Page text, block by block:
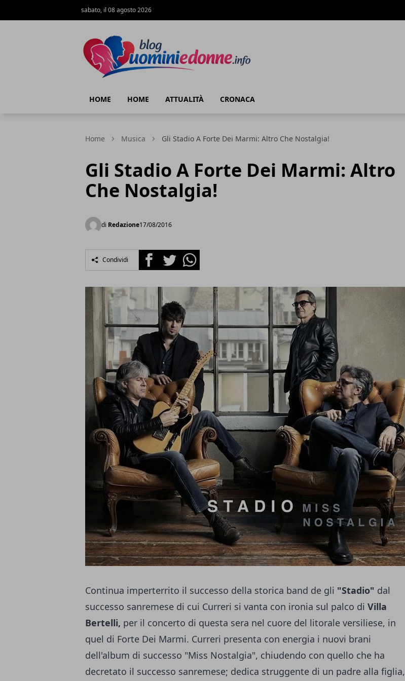
sabato, il 08 agosto 2026
HOME HOME ATTUALITÀ CRONACA
Home Musica Gli Stadio A Forte Dei Marmi: Altro Che Nostalgia!
Gli Stadio A Forte Dei Marmi: Altro
Che Nostalgia!
di Redazione17/08/2016
Condividi FacebookTwitterWhatsapp
Continua imperterrito il successo della storica band de gli "Stadio" dal
successo sanremese di cui Curreri si vanta con ironia sul palco di Villa
Bertelli, per il concerto di questa sera nel cuore del litorale versiliese, in
quel di Forte Dei Marmi. Curreri presenta con energia i nuovi brani
dell'album di successo "Miss Nostalgia", chiudendo con quello che ha
decretato il successo sanremese; dedica struggente di un padre alla figlia,